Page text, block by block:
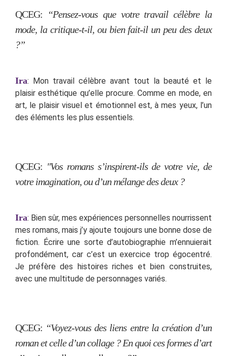
QCEG:
“Pensez-vous que votre travail célèbre la
mode, la critique-t-il, ou bien fait-il un peu des deux
?”
Ira: Mon travail célèbre avant tout la beauté et le
plaisir esthétique qu’elle procure. Comme en mode, en
art, le plaisir visuel et émotionnel est, à mes yeux, l’un
des éléments les plus essentiels.
QCEG: "Vos romans s’inspirent-ils de votre vie, de
votre imagination, ou d’un mélange des deux ?
Ira: Bien sûr, mes expériences personnelles nourrissent
mes romans, mais j’y ajoute toujours une bonne dose de
fiction. Écrire une sorte d’autobiographie m’ennuierait
profondément, car c’est un exercice trop égocentré.
Je préfère des histoires riches et bien construites,
avec une multitude de personnages variés.
QCEG: “Voyez-vous des liens entre la création d’un
roman et celle d’un collage ? En quoi ces formes d’art